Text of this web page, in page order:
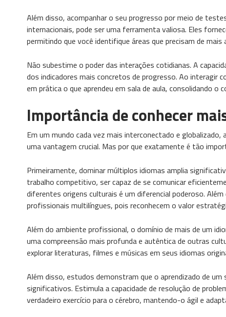
Além disso, acompanhar o seu progresso por meio de
internacionais, pode ser uma ferramenta valiosa. Eles
permitindo que você identifique áreas que precisam de
Não subestime o poder das interações cotidianas. A
dos indicadores mais concretos de progresso. Ao interagir
em prática o que aprendeu em sala de aula, consolidando o
Importância de conhecer
Em um mundo cada vez mais interconectado e globalizado,
uma vantagem crucial. Mas por que exatamente é tão
Primeiramente, dominar múltiplos idiomas amplia
trabalho competitivo, ser capaz de se comunicar
diferentes origens culturais é um diferencial poderoso.
profissionais multilíngues, pois reconhecem o valor
Além do ambiente profissional, o domínio de mais de um
uma compreensão mais profunda e autêntica de outras
explorar literaturas, filmes e músicas em seus idiomas
Além disso, estudos demonstram que o aprendizado de
significativos. Estimula a capacidade de resolução de
verdadeiro exercício para o cérebro, mantendo-o ágil e